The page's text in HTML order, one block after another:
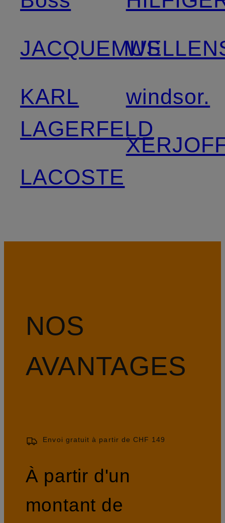
JACQUEMUS
KARL
LAGERFELD
LACOSTE
windsor.
NOS
AVANTAGES
Envoi gratuit à partir de CHF 149
À partir d'un
montant de